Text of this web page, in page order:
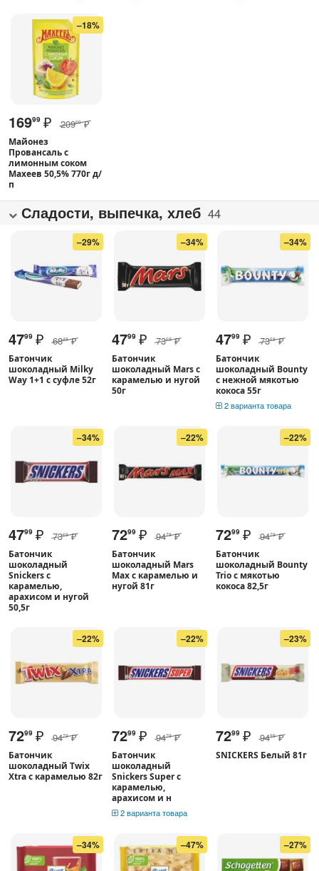
–18%
16999 ₽ 20900 ₽
Майонез
Провансаль с
лимонным соком
Махеев 50,5% 770г д/
п
Сладости, выпечка, хлеб 44
–29%
4799 ₽ 6849 ₽
Батончик
шоколадный Milky
Way 1+1 с суфле 52г
–34%
4799 ₽ 7369 ₽
Батончик
шоколадный Mars с
карамелью и нугой
50г
–34%
4799 ₽ 7369 ₽
Батончик
шоколадный Bounty
с нежной мякотью
кокоса 55г
2 варианта товара
–34%
4799 ₽ 7369 ₽
Батончик
шоколадный
Snickers с
карамелью,
арахисом и нугой
50,5г
–22%
7299 ₽ 9479 ₽
Батончик
шоколадный Mars
Max с карамелью и
нугой 81г
–22%
7299 ₽ 9479 ₽
Батончик
шоколадный Bounty
Trio с мякотью
кокоса 82,5г
–22%
7299 ₽ 9479 ₽
Батончик
шоколадный Twix
Xtra с карамелью 82г
–22%
7299 ₽ 9479 ₽
Батончик
шоколадный
Snickers Super с
карамелью,
арахисом и н
2 варианта товара
–23%
7299 ₽ 9499 ₽
SNICKERS Белый 81г
–34% –47% –27%